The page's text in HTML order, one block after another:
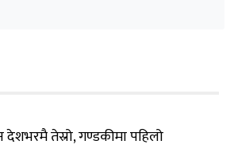
देशभरमै तेस्रो, गण्डकीमा पहिलो